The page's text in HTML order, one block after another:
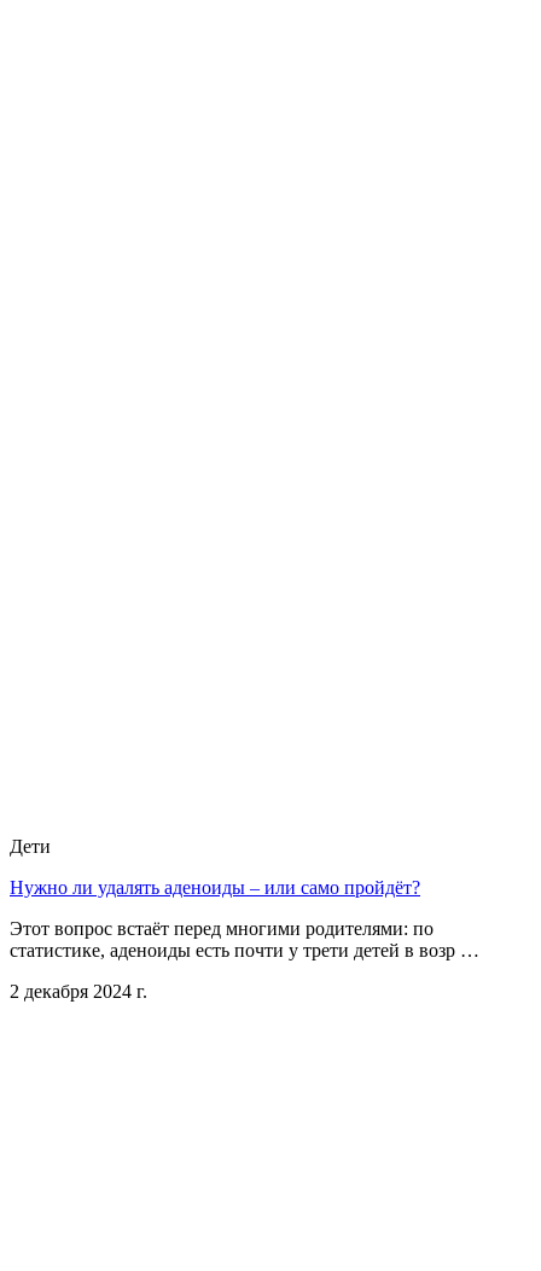
Дети
Нужно ли удалять аденоиды – или само пройдёт?
Этот вопрос встаёт перед многими родителями: по
статистике, аденоиды есть почти у трети детей в возр …
2 декабря 2024 г.